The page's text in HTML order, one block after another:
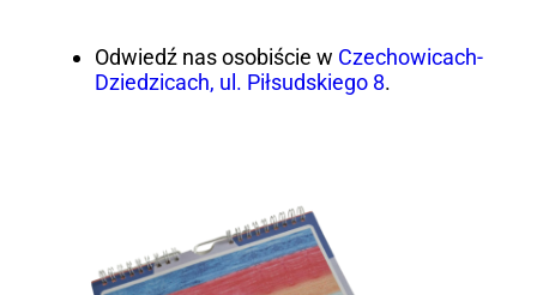
Odwiedź nas osobiście w Czechowicach-
Dziedzicach, ul. Piłsudskiego 8.